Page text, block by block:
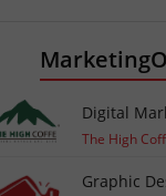
Digital
The High
Graphic